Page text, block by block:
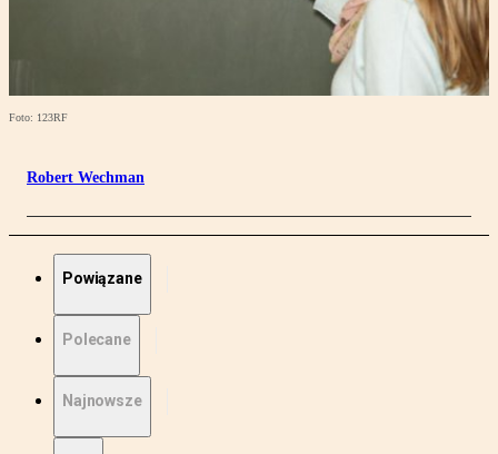
Foto: 123RF
Robert Wechman
Powiązane
Polecane
Najnowsze